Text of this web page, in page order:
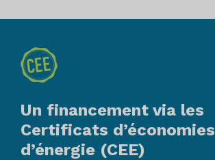
Un financement via les
Certificats d’économies
d’énergie (CEE)